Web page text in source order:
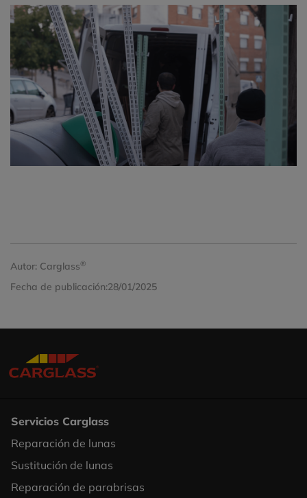
Autor: Carglass®
Fecha de publicación:28/01/2025
Servicios Carglass
Footer
Column
Reparación de lunas
Sustitución de lunas
Reparación de parabrisas